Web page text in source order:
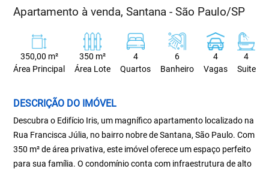
Apartamento à venda, Santana - São Paulo/SP
350,00 m²
Área Principal
350 m²
Área Lote
4
Quartos
6
Banheiro
4
Vagas
4
Suite
DESCRIÇÃO DO IMÓVEL
Descubra o Edifício Iris, um magnífico apartamento localizado na
Rua Francisca Júlia, no bairro nobre de Santana, São Paulo. Com
350 m² de área privativa, este imóvel oferece um espaço perfeito
para sua família. O condomínio conta com infraestrutura de alto